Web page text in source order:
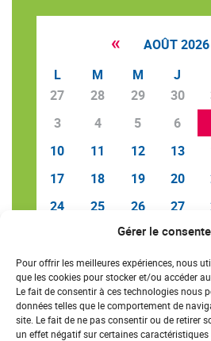
Gérer le
Pour offrir les meilleures expériences, nous
que les cookies pour stocker et/ou accéder
Le fait de consentir à ces technologies nous
données telles que le comportement de
site. Le fait de ne pas consentir ou de retirer
un effet négatif sur certaines caractéristiques
« AOÛT 2026
L M M J
27
28 29 30
3
4 5 6
10
11 12 13
17
18 19 20
24
25 26 27
2 3
SAVE THE